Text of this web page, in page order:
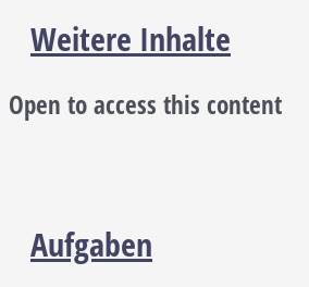
Weitere Inhalte
Open to access this content
Aufgaben